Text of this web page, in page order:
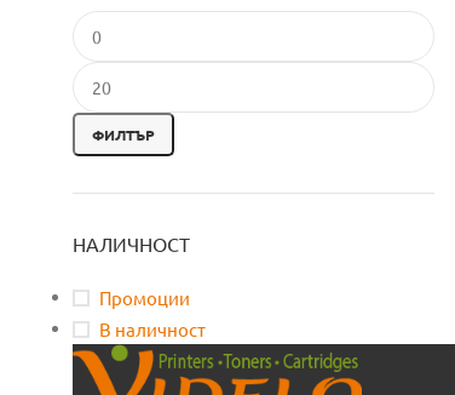
ФИЛТЪР
НАЛИЧНОСТ
Промоции
В наличност